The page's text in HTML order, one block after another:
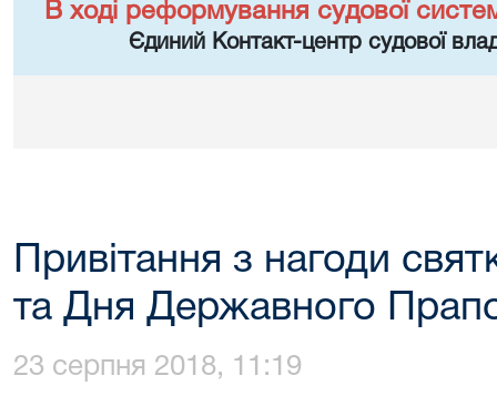
В ході реформування судової
Єдиний Контакт-центр судової
Привітання з нагоди
та Дня Державного
23 серпня 2018, 11:19